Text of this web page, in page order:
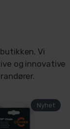
Vi
og innovative